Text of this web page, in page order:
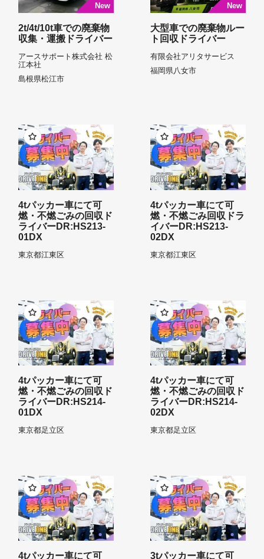
2t/4t/10t車での廃棄物
収集・運搬ドライバー
アースサポート株式会社 松
江本社
島根県松江市
大型車での廃棄物ルー
ト回収ドライバー
有限会社アリタサービス
福岡県八女市
4tパッカー車にて可
燃・不燃ごみの回収ド
ライバーDR:HS213-
01DX
東京都江東区
4tパッカー車にて可
燃・不燃ごみ回収ドラ
イバーDR:HS213-
02DX
東京都江東区
4tパッカー車にて可
燃・不燃ごみの回収ド
ライバーDR:HS214-
01DX
東京都足立区
4tパッカー車にて可
燃・不燃ごみの回収ド
ライバーDR:HS214-
02DX
東京都足立区
4tパッカー車にて可 3tパッカー車にて可